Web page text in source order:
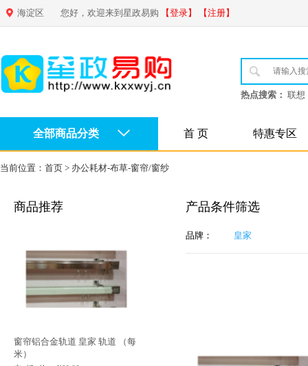
海淀区 您好，欢迎来到星政易购 【登录】 【注册】
热点搜索： 联想
全部商品分类 首 页 特惠专区
当前位置： 首页 > 办公耗材-布草-窗帘/窗纱
商品推荐
窗帘铝合金轨道 皇家 轨道 （每
米）
产品条件筛选
品牌： 皇家